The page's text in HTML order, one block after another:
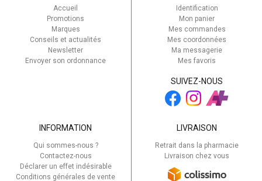
Accueil
Promotions
Marques
Conseils et actualités
Newsletter
Envoyer son ordonnance
Identification
Mon panier
Mes commandes
Mes coordonnées
Ma messagerie
Mes favoris
SUIVEZ-NOUS
INFORMATION
Qui sommes-nous ?
Contactez-nous
Déclarer un effet indésirable
Conditions générales de vente
LIVRAISON
Retrait dans la pharmacie
Livraison chez vous